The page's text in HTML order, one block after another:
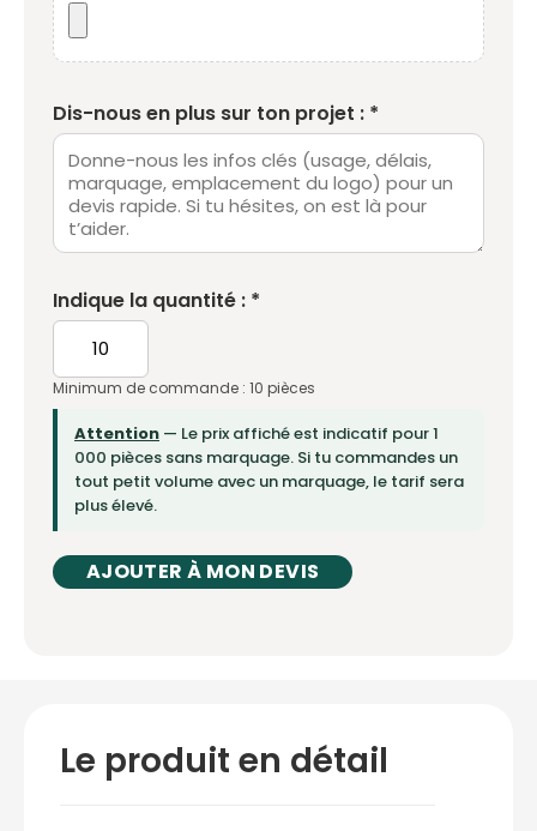
Dis-nous en plus sur ton projet : *
Indique la quantité : *
Minimum de commande : 10 pièces
Attention — Le prix affiché est indicatif pour 1
000 pièces sans marquage. Si tu commandes un
tout petit volume avec un marquage, le tarif sera
plus élevé.
AJOUTER À MON DEVIS
Le produit en détail